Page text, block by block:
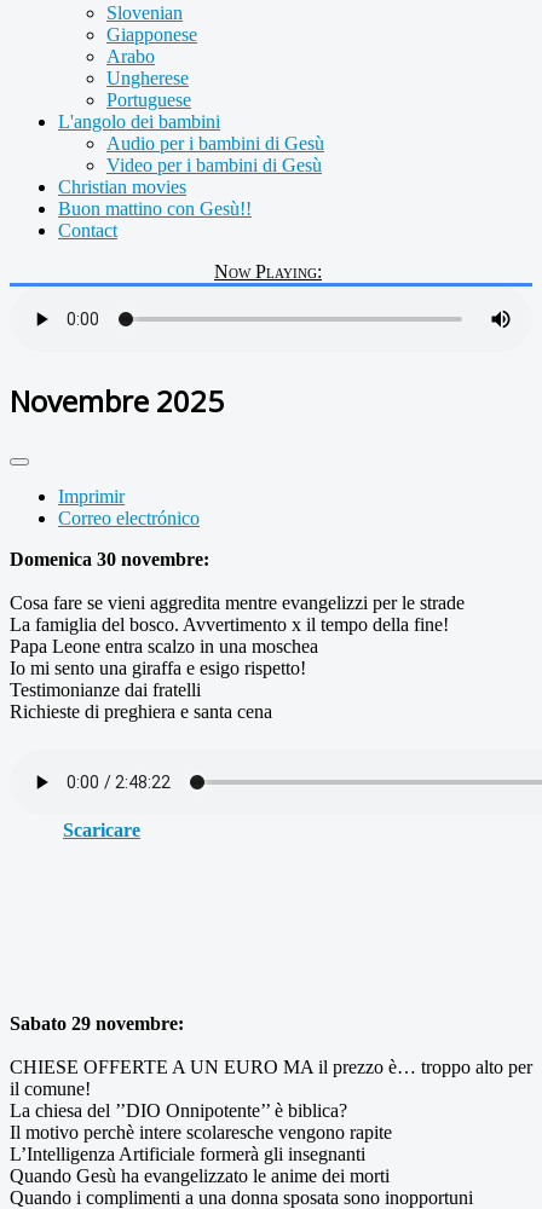
Slovenian
Giapponese
Arabo
Ungherese
Portuguese
L'angolo dei bambini
Audio per i bambini di Gesù
Video per i bambini di Gesù
Christian movies
Buon mattino con Gesù!!
Contact
Now Playing:
Novembre 2025
Imprimir
Correo electrónico
Domenica 30 novembre:
Cosa fare se vieni aggredita mentre evangelizzi per le strade
La famiglia del bosco. Avvertimento x il tempo della fine!
Papa Leone entra scalzo in una moschea
Io mi sento una giraffa e esigo rispetto!
Testimonianze dai fratelli
Richieste di preghiera e santa cena
Scaricare
Sabato 29 novembre:
CHIESE OFFERTE A UN EURO MA il prezzo è… troppo alto per
il comune!
La chiesa del ’’DIO Onnipotente’’ è biblica?
Il motivo perchè intere scolaresche vengono rapite
L’Intelligenza Artificiale formerà gli insegnanti
Quando Gesù ha evangelizzato le anime dei morti
Quando i complimenti a una donna sposata sono inopportuni